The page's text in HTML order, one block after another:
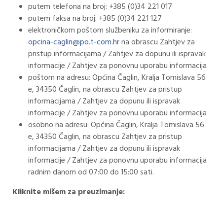
putem telefona na broj: +385 (0)34 221 017
putem faksa na broj: +385 (0)34 221 127
elektroničkom poštom službeniku za informiranje:
opcina-caglin@po.t-com.hrna obrascu Zahtjev za
pristup informacijama / Zahtjev za dopunu ili ispravak
informacije / Zahtjev za ponovnu uporabu informacija
poštom na adresu: Općina Čaglin, Kralja Tomislava 56
e, 34350 Čaglin, na obrascu Zahtjev za pristup
informacijama / Zahtjev za dopunu ili ispravak
informacije / Zahtjev za ponovnu uporabu informacija
osobno na adresu: Općina Čaglin, Kralja Tomislava 56
e, 34350 Čaglin, na obrascu Zahtjev za pristup
informacijama / Zahtjev za dopunu ili ispravak
informacije / Zahtjev za ponovnu uporabu informacija
radnim danom od 07:00 do 15:00 sati.
Kliknite mišem za preuzimanje: